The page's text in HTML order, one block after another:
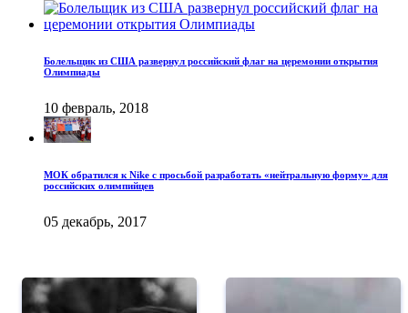
Болельщик из США развернул российский флаг на церемонии открытия
Олимпиады
10 февраль, 2018
МОК обратился к Nike с просьбой разработать «нейтральную форму» для
российских олимпийцев
05 декабрь, 2017